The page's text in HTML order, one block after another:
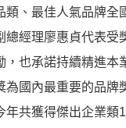
類、最佳人氣品牌全
總經理廖惠貞代表受
，也承諾持續精進本
國內最重要的品牌
年共獲得傑出企業類